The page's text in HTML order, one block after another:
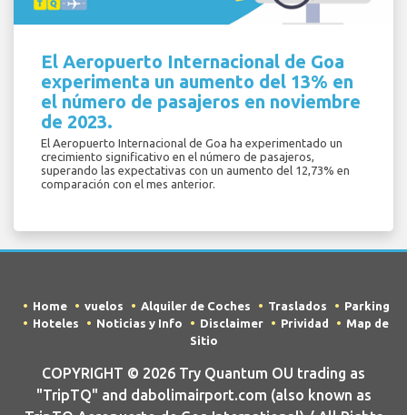
El Aeropuerto Internacional de Goa
experimenta un aumento del 13% en
el número de pasajeros en noviembre
de 2023.
El Aeropuerto Internacional de Goa ha experimentado un
crecimiento significativo en el número de pasajeros,
superando las expectativas con un aumento del 12,73% en
comparación con el mes anterior.
Home vuelos Alquiler de Coches Traslados
Parking
Hoteles
Noticias y Info Disclaimer Prividad
Map de
Sitio
COPYRIGHT © 2026 Try Quantum OU trading as
"TripTQ" and dabolimairport.com (also known as